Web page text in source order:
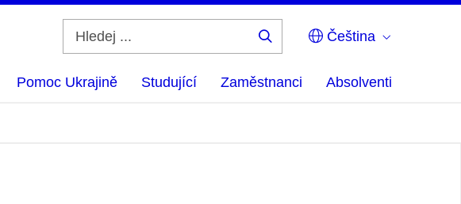
Čeština
Pomoc Ukrajině Studující Zaměstnanci Absolventi